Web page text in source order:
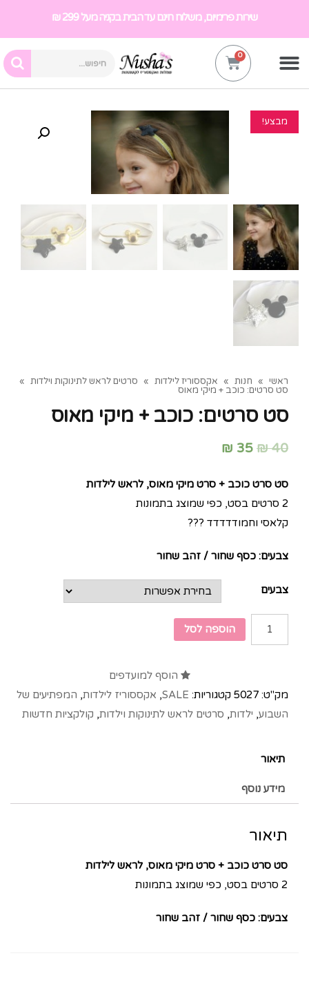
שירות פרימיום, משלוח חינם עד הבית בקניה מעל 299 ₪
מבצע!
ראשי » חנות » אקססוריז לילדות » סרטים לראש לתינוקות וילדות »
סט סרטים: כוכב + מיקי מאוס
סט סרטים: כוכב + מיקי מאוס
40
₪
35
₪
סט סרט כוכב + סרט מיקי מאוס, לראש לילדות
2 סרטים בסט, כפי שמוצג בתמונות
קלאסי וחמודדדדד ???
צבעים: כסף שחור / זהב שחור
צבעים
הוספה לסל
הוסף למועדפים
מק"ט: 5027 קטגוריות: SALE
, אקססוריז לילדות, המפתיעים של
השבוע, ילדות, סרטים לראש לתינוקות וילדות, קולקציות חדשות
תיאור
מידע נוסף
תיאור
סט סרט כוכב + סרט מיקי מאוס, לראש לילדות
2 סרטים בסט, כפי שמוצג בתמונות
צבעים: כסף שחור / זהב שחור